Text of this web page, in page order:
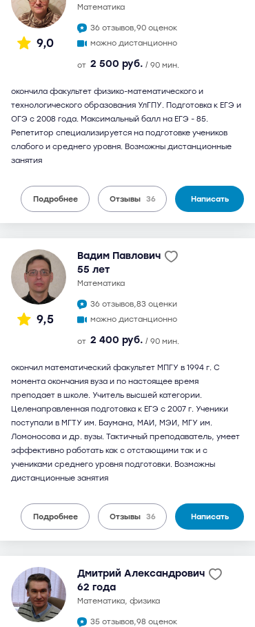
9,0
математика
36 отзывов,90 оценок
можно дистанционно
от 2 500 руб. / 90 мин.
окончила факультет физико-математического и
технологического образования УлГПУ. Подготовка к ЕГЭ и
ОГЭ с 2008 года. Максимальный балл на ЕГЭ - 85.
Репетитор специализируется на подготовке учеников
слабого и среднего уровня. Возможны дистанционные
занятия
Подробнее Отзывы 36 Написать
9,5
Вадим Павлович
55 лет
математика
36 отзывов,83 оценки
можно дистанционно
от 2 400 руб. / 90 мин.
окончил математический факультет МПГУ в 1994 г. С
момента окончания вуза и по настоящее время
преподает в школе. Учитель высшей категории.
Целенаправленная подготовка к ЕГЭ с 2007 г. Ученики
поступали в МГТУ им. Баумана, МАИ, МЭИ, МГУ им.
Ломоносова и др. вузы. Тактичный преподаватель, умеет
эффективно работать как с отстающими так и с
учениками среднего уровня подготовки. Возможны
дистанционные занятия
Подробнее Отзывы 36 Написать
Дмитрий Александрович
62 года
математика, физика
35 отзывов,98 оценок